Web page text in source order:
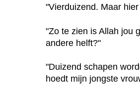
"Vierduizend. Maar
"Zo te zien is Allah jou
andere helft?"
"Duizend schapen
hoedt mijn jongste